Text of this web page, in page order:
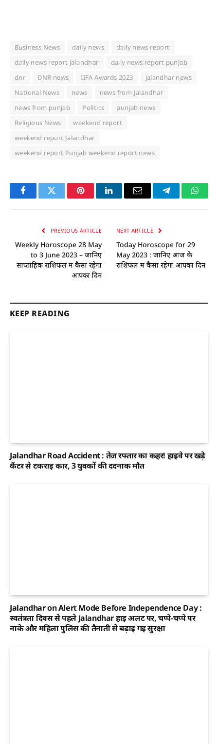
Business News daily news
daily news report
daily news report jalandhar
daily news report punjab
dnr
DNR news IIFA Awards 2023
jalandhar news
National News
news
news from Jalandhar
news from punjab
Politics
punjab news
Religious News
weekend report
weekend report Jalandhar
weekend report Punjab weekend report news
FacebookTwitter PinterestLinkedInEmail Telegram
PREVIOUS ARTICLE
Weekly Horoscope 28 May
to 3 June 2023 – जानिए
साप्ताहिक राशिफल में कैसा रहेगा
आपका दिन
NEXT ARTICLE
Today Horoscope for 29
May 2023 : जानिए आज के
राशिफल में कैसा रहेगा आपका दिन
KEEP READING
Jalandhar Road Accident : तेज रफ्तार का कहर! हाईवे पर खड़े
कैंटर से टकराई कार, 3 युवकों की दर्दनाक मौत
Jalandhar on Alert Mode Before Independence Day :
स्वतंत्रता दिवस से पहले Jalandhar हाई अलर्ट पर, चप्पे-चप्पे पर
नाके और महिला पुलिस की तैनाती से बढ़ाई गई सुरक्षा